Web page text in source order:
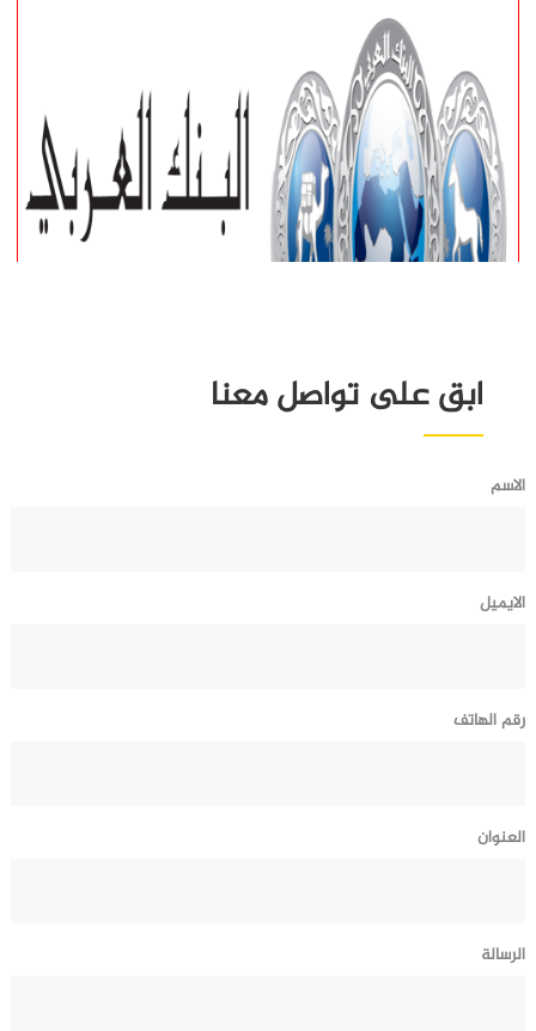
ابق على تواصل معنا
الاسم
الايميل
رقم الهاتف
العنوان
الرسالة